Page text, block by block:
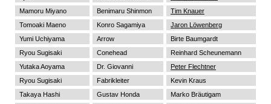
Mamoru Miyano
Benimaru Shinmon
Tim Knauer
Tomoaki Maeno
Konro Sagamiya
Jaron Löwenberg
Yumi Uchiyama
Arrow
Birte Baumgardt
Ryou Sugisaki
Conehead
Reinhard Scheunemann
Yutaka Aoyama
Dr. Giovanni
Peter Flechtner
Ryou Sugisaki
Fabrikleiter
Kevin Kraus
Takaya Hashi
Gustav Honda
Marko Bräutigam